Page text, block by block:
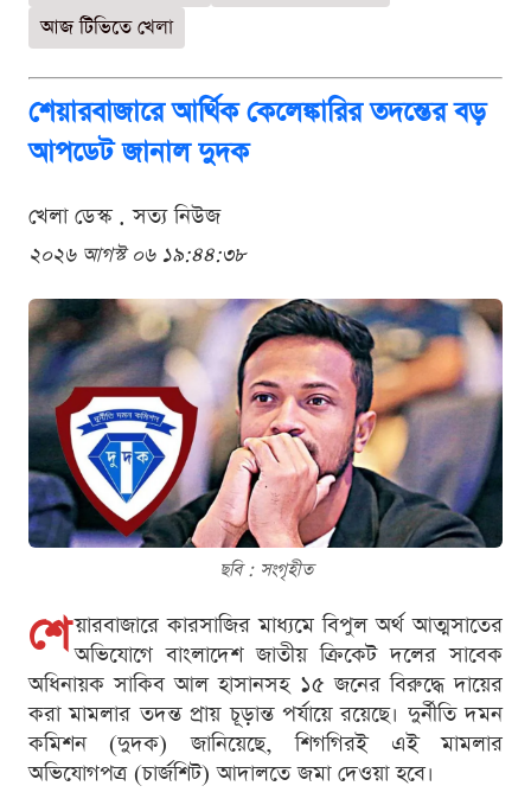
আজ টিভিতে খেলা
শেয়ারবাজারে আর্থিক কেলেঙ্কারির তদন্তের বড়
আপডেট জানাল দুদক
খেলা ডেস্ক . সত্য নিউজ
২০২৬ আগস্ট ০৬ ১৯:৪৪:৩৮
ছবি : সংগৃহীত
শে য়ারবাজারে কারসাজির মাধ্যমে বিপুল অর্থ আত্মসাতের
অভিযোগে বাংলাদেশ জাতীয় ক্রিকেট দলের সাবেক
অধিনায়ক সাকিব আল হাসানসহ ১৫ জনের বিরুদ্ধে দায়ের
করা মামলার তদন্ত প্রায় চূড়ান্ত পর্যায়ে রয়েছে। দুর্নীতি দমন
কমিশন (দুদক) জানিয়েছে, শিগগিরই এই মামলার
অভিযোগপত্র (চার্জশিট) আদালতে জমা দেওয়া হবে।